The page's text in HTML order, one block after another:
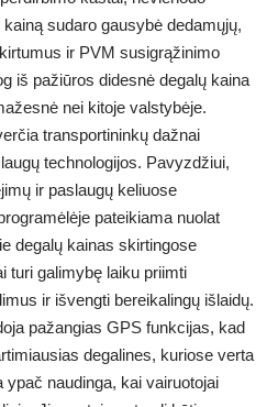
sudaro gausybė dedamųjų,
ir PVM susigrąžinimo
iš pažiūros didesnė degalų kaina
nei kitoje valstybėje.
transportininkų dažnai
technologijos. Pavyzdžiui,
ir paslaugų keliuose
pateikiama nuolat
degalų kainas skirtingose
turi galimybę laiku priimti
ir išvengti bereikalingų išlaidų.
pažangias GPS funkcijas, kad
degalines, kuriose verta
ypač naudinga, kai vairuotojai